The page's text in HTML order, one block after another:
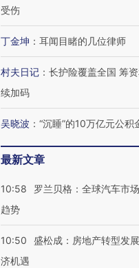
受伤
丁金坤 ： 耳闻目睹的几位律师
村夫日记 ： 长护险覆盖全国 筹
续加码
吴晓波 ： “沉睡”的10万亿元公积
最新文章
10:58
罗兰贝格：全球汽车市
趋势
10:50
盛松成：房地产转型发
济机遇